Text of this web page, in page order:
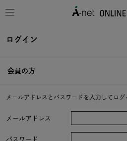
ログイン
会員の方
メールアドレスとパスワードを入力してログ
メールアドレス
パスワード